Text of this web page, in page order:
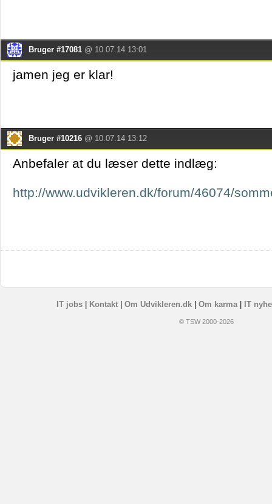
Bruger #17081 @ 10.07.14 13:01
jamen jeg er klar!
Bruger #10216 @ 10.07.14 13:12
Anbefaler at du læser dette indlæg:
http://www.udvikleren.dk/forum/46074/
IT jobs| Kontakt| Om Udvikleren.dk| Om karma| IT
© TSW 2000-2026